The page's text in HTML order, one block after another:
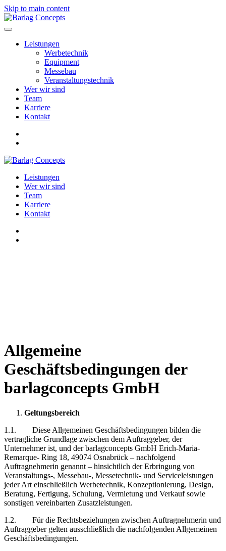
Skip to main content
Leistungen
Werbetechnik
Equipment
Messebau
Veranstaltungstechnik
Wer wir sind
Team
Karriere
Kontakt
Leistungen
Werwirsind
Team
Karriere
Kontakt
Allgemeine
Geschäftsbedingungen der
barlagconcepts GmbH
Geltungsbereich
1.1. Diese Allgemeinen Geschäftsbedingungen bilden die
vertragliche Grundlage zwischen dem Auftraggeber, der
Unternehmer ist, und der barlagconcepts GmbH Erich-Maria-
Remarque- Ring 18, 49074 Osnabrück – nachfolgend
Auftragnehmerin genannt – hinsichtlich der Erbringung von
Veranstaltungs-, Messebau-, Messetechnik- und Serviceleistungen
jeder Art einschließlich Werbetechnik, Konzeptionierung, Design,
Beratung, Fertigung, Schulung, Vermietung und Verkauf sowie
sonstigen vereinbarten Zusatzleistungen.
1.2. Für die Rechtsbeziehungen zwischen Auftragnehmerin und
Auftraggeber gelten ausschließlich die nachfolgenden Allgemeinen
Geschäftsbedingungen.